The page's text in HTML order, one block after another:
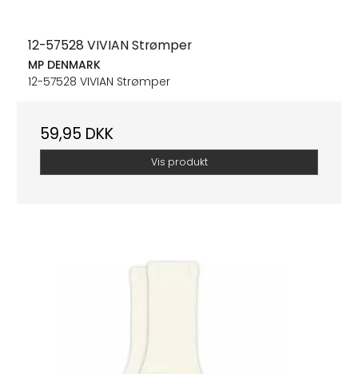
12-57528 VIVIAN Strømper
MP DENMARK
12-57528 VIVIAN Strømper
59,95 DKK
Vis produkt